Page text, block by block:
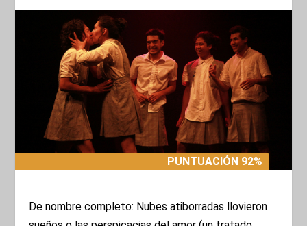
PUNTUACIÓN 92%
PUNTUACIÓN 92%
De nombre completo: Nubes atiborradas llovieron